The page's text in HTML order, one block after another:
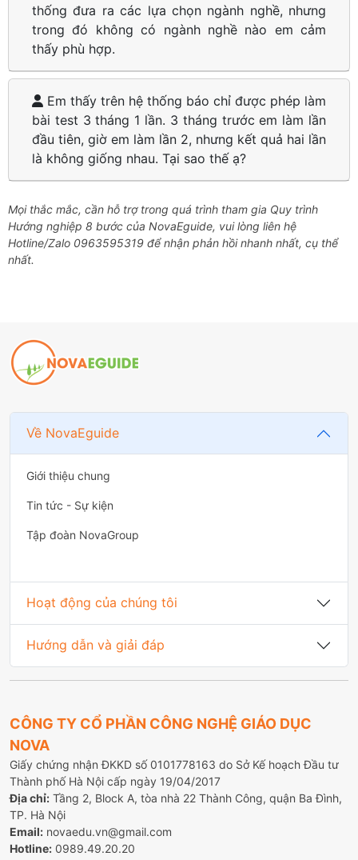
thống đưa ra các lựa chọn ngành nghề, nhưng
trong đó không có ngành nghề nào em cảm
thấy phù hợp.
Em thấy trên hệ thống báo chỉ được phép làm
bài test 3 tháng 1 lần. 3 tháng trước em làm lần
đầu tiên, giờ em làm lần 2, nhưng kết quả hai lần
là không giống nhau. Tại sao thế ạ?
Mọi thắc mắc, cần hỗ trợ trong quá trình tham gia Quy trình
Hướng nghiệp 8 bước của NovaEguide, vui lòng liên hệ
Hotline/Zalo 0963595319 để nhận phản hồi nhanh nhất, cụ thể
nhất.
Về NovaEguide
Giới thiệu chung
Tin tức - Sự kiện
Tập đoàn NovaGroup
Hoạt động của chúng tôi
Hướng dẫn và giải đáp
CÔNG TY CỔ PHẦN CÔNG NGHỆ GIÁO DỤC
NOVA
Giấy chứng nhận ĐKKD số 0101778163 do Sở Kế hoạch Đầu tư
Thành phố Hà Nội cấp ngày 19/04/2017
Địa chỉ: Tầng 2, Block A, tòa nhà 22 Thành Công, quận Ba Đình,
TP. Hà Nội
Email: novaedu.vn@gmail.com
Hotline: 0989.49.20.20